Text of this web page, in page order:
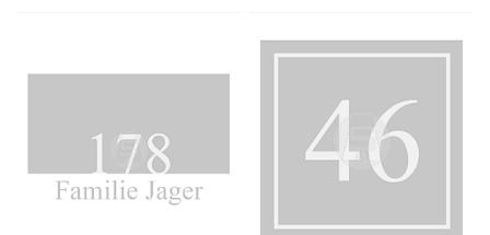
WENSENLIJST